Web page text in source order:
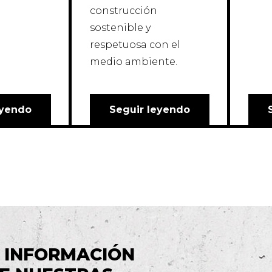
construcción
sostenible y
respetuosa con el
medio ambiente.
Seguir leyendo